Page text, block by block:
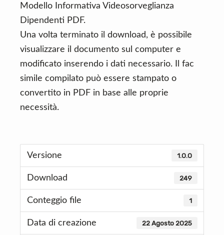
Modello Informativa Videosorveglianza
Dipendenti PDF.
Una volta terminato il download, è possibile
visualizzare il documento sul computer e
modificato inserendo i dati necessario. Il fac
simile compilato può essere stampato o
convertito in PDF in base alle proprie
necessità.
Versione 1.0.0
Download 249
Conteggio file 1
Data di creazione 22 Agosto 2025